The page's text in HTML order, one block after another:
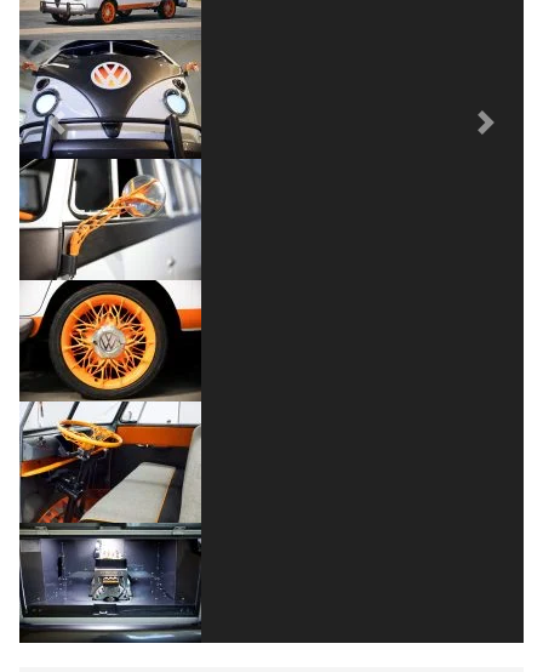
Previous Next